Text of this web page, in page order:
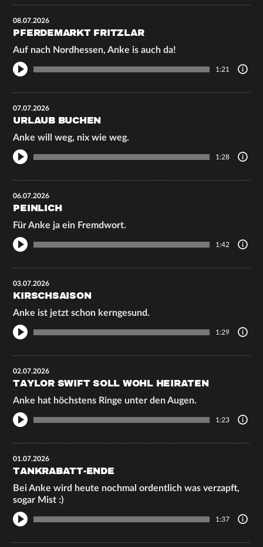
08.07.2026
PFERDEMARKT FRITZLAR
Auf nach Nordhessen, Anke is auch da!
1:21
07.07.2026
URLAUB BUCHEN
Anke will weg, nix wie weg.
1:28
06.07.2026
PEINLICH
Für Anke ja ein Fremdwort.
1:42
03.07.2026
KIRSCHSAISON
Anke ist jetzt schon kerngesund.
1:29
02.07.2026
TAYLOR SWIFT SOLL WOHL HEIRATEN
Anke hat höchstens Ringe unter den Augen.
1:23
01.07.2026
TANKRABATT-ENDE
Bei Anke wird heute nochmal ordentlich was verzapft,
sogar Mist :)
1:37